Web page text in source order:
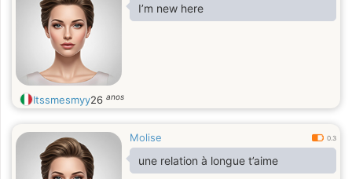
I’m new here
Itssmesmyy26 anos
Molise 0.3
une relation à longue t’aime